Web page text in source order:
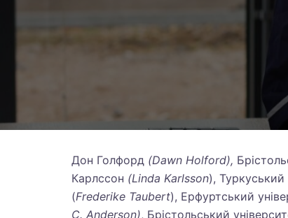
Дон Голфорд (Dawn Holford),
Карлссон (Linda Karlsson), Туркуський
(Frederike Taubert), Ерфуртський
C. Anderson), Брістольський